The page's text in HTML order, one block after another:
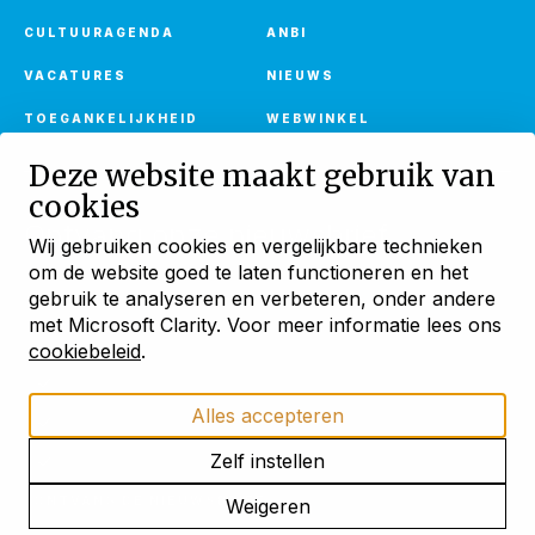
Deze website maakt gebruik van
cookies
Wij gebruiken cookies en vergelijkbare technieken
om de website goed te laten functioneren en het
gebruik te analyseren en verbeteren, onder andere
met Microsoft Clarity. Voor meer informatie lees ons
cookiebeleid.
Alles accepteren
Weigeren
Zelf instellen
CULTUURAGENDA
VACATURES
TOEGANKELIJKHEID
ANBI
NIEUWS
WEBWINKEL
Ontvang onze nieuwsbrief
Met verhalen, activiteiten en huuraanbod
AANMELDEN
Cookies Privacyverklaring Cookies beheren
Blijf ontdekken
met onze maandelijksenieuwsbrief
Activiteiten en openstellingen
Actueel huuraanbod
ONTVANG DE NIEUWSBRIEF